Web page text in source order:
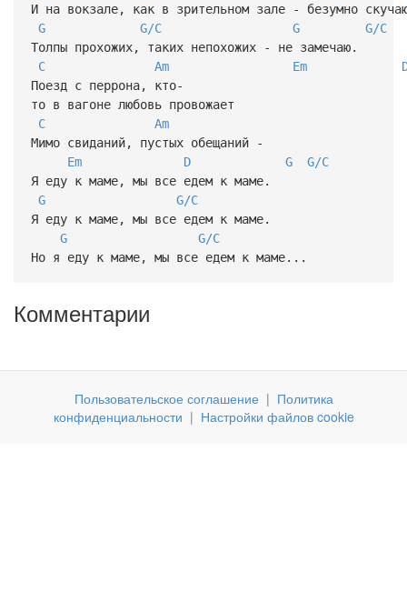
И на вокзале, как в зрительном зале - безумно
G
G/C G
G/C
Толпы прохожих, таких непохожих - не замечаю.
C
Am Em
Поезд с перрона, кто-
то в вагоне любовь провожает
C
Am
Мимо свиданий, пустых обещаний -
Em
D G
G/C
Я еду к маме, мы все едем к маме.
G
G/C
Я еду к маме, мы все едем к маме.
G
G/C
Но я еду к маме, мы все едем к маме...
Комментарии
Пользовательское соглашение | Политика
конфиденциальности | Настройки файлов cookie